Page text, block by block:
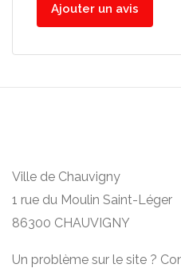
Ajouter un avis
Ville de Chauvigny
1 rue du Moulin Saint-Léger
86300 CHAUVIGNY
Un problème sur le site ?